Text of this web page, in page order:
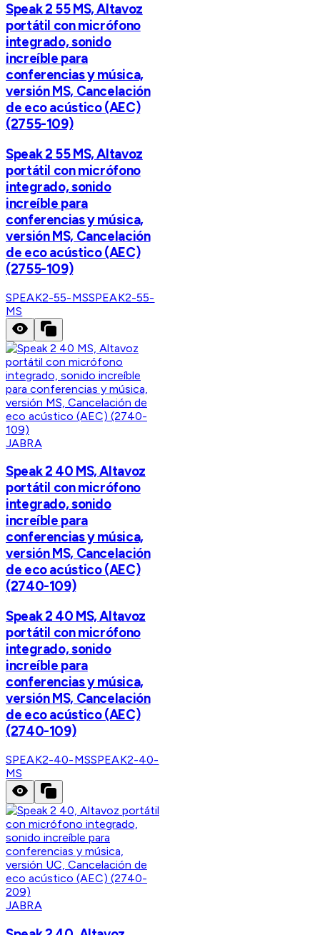
Speak 2 55 MS, Altavoz
portátil con micrófono
integrado, sonido
increíble para
conferencias y música,
versión MS, Cancelación
de eco acústico (AEC)
(2755-109)
Speak 2 55 MS, Altavoz
portátil con micrófono
integrado, sonido
increíble para
conferencias y música,
versión MS, Cancelación
de eco acústico (AEC)
(2755-109)
SPEAK2-55-MSSPEAK2-55-
MS
JABRA
Speak 2 40 MS, Altavoz
portátil con micrófono
integrado, sonido
increíble para
conferencias y música,
versión MS, Cancelación
de eco acústico (AEC)
(2740-109)
Speak 2 40 MS, Altavoz
portátil con micrófono
integrado, sonido
increíble para
conferencias y música,
versión MS, Cancelación
de eco acústico (AEC)
(2740-109)
SPEAK2-40-MSSPEAK2-40-
MS
JABRA